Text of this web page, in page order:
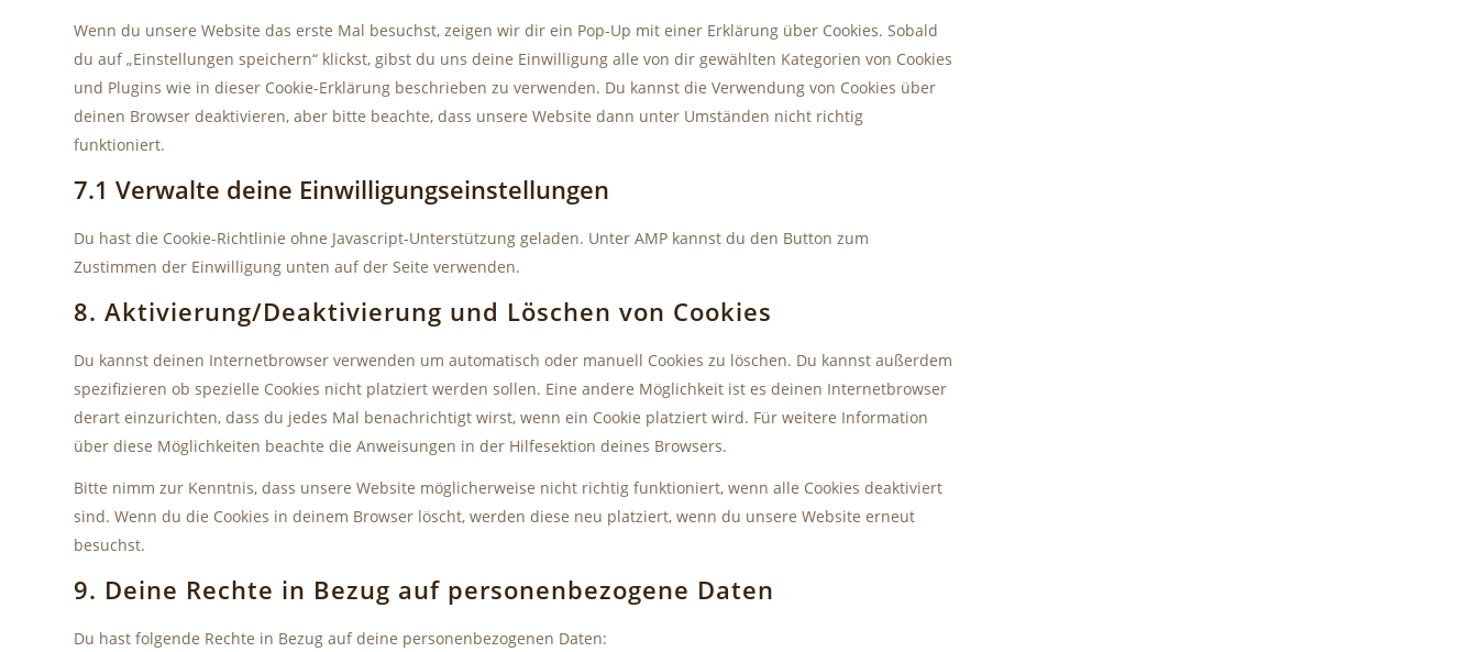
sonstiges
Wenn du unsere Website das erste Mal besuchst, zeigen wir dir ein Pop-Up mit einer Erklärung über Cookies. Sobald
du auf „Einstellungen speichern“ klickst, gibst du uns deine Einwilligung alle von dir gewählten Kategorien von Cookies
und Plugins wie in dieser Cookie-Erklärung beschrieben zu verwenden. Du kannst die Verwendung von Cookies über
deinen Browser deaktivieren, aber bitte beachte, dass unsere Website dann unter Umständen nicht richtig
funktioniert.
7.1 Verwalte deine Einwilligungseinstellungen
Du hast die Cookie-Richtlinie ohne Javascript-Unterstützung geladen. Unter AMP kannst du den Button zum
Zustimmen der Einwilligung unten auf der Seite verwenden.
8. Aktivierung/Deaktivierung und Löschen von Cookies
Du kannst deinen Internetbrowser verwenden um automatisch oder manuell Cookies zu löschen. Du kannst außerdem
spezifizieren ob spezielle Cookies nicht platziert werden sollen. Eine andere Möglichkeit ist es deinen Internetbrowser
derart einzurichten, dass du jedes Mal benachrichtigt wirst, wenn ein Cookie platziert wird. Für weitere Information
über diese Möglichkeiten beachte die Anweisungen in der Hilfesektion deines Browsers.
Bitte nimm zur Kenntnis, dass unsere Website möglicherweise nicht richtig funktioniert, wenn alle Cookies deaktiviert
sind. Wenn du die Cookies in deinem Browser löscht, werden diese neu platziert, wenn du unsere Website erneut
besuchst.
9. Deine Rechte in Bezug auf personenbezogene Daten
Du hast folgende Rechte in Bezug auf deine personenbezogenen Daten: